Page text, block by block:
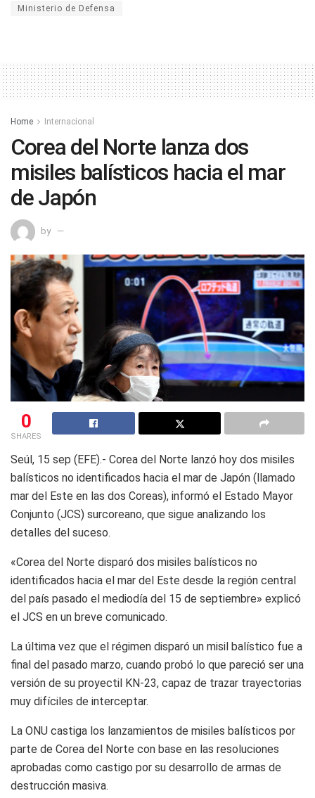
Ministerio de Defensa
Home Internacional
Corea del Norte lanza dos
misiles balísticos hacia el mar
de Japón
by
0
SHARES
Seúl, 15 sep (EFE).- Corea del Norte lanzó hoy dos misiles
balísticos no identificados hacia el mar de Japón (llamado
mar del Este en las dos Coreas), informó el Estado Mayor
Conjunto (JCS) surcoreano, que sigue analizando los
detalles del suceso.
«Corea del Norte disparó dos misiles balísticos no
identificados hacia el mar del Este desde la región central
del país pasado el mediodía del 15 de septiembre» explicó
el JCS en un breve comunicado.
La última vez que el régimen disparó un misil balístico fue a
final del pasado marzo, cuando probó lo que pareció ser una
versión de su proyectil KN-23, capaz de trazar trayectorias
muy difíciles de interceptar.
La ONU castiga los lanzamientos de misiles balísticos por
parte de Corea del Norte con base en las resoluciones
aprobadas como castigo por su desarrollo de armas de
destrucción masiva.